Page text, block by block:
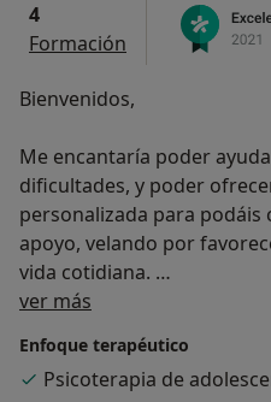
4
Formación
Bienvenidos,
Me encantaría poder
dificultades, y poder
personalizada para
apoyo, velando por
vida cotidiana.
salud mental y calidad de
ver más
Enfoque terapéutico
Psicoterapia de